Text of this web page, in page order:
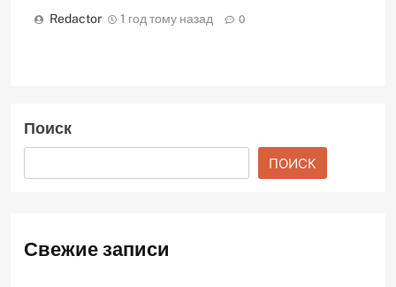
Redactor 1 год тому назад 0
Поиск
ПОИСК
Свежие записи